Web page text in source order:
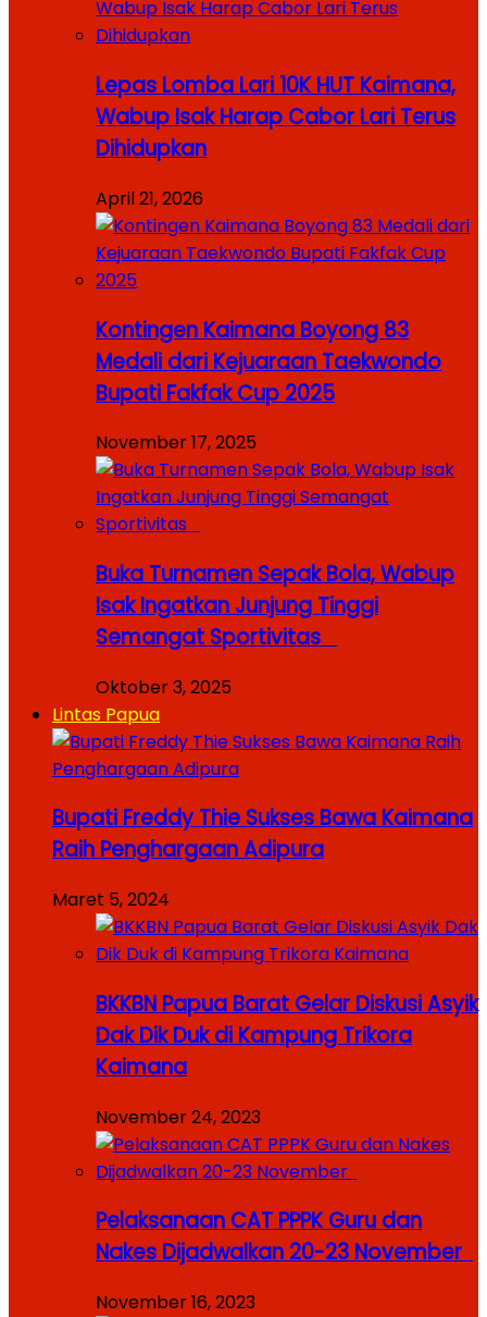
Lepas Lomba Lari 10K HUT Kaimana,
Wabup Isak Harap Cabor Lari Terus
Dihidupkan
April 21, 2026
Kontingen Kaimana Boyong 83
Medali dari Kejuaraan Taekwondo
Bupati Fakfak Cup 2025
November 17, 2025
Buka Turnamen Sepak Bola, Wabup
Isak Ingatkan Junjung Tinggi
Semangat Sportivitas
Oktober 3, 2025
Lintas Papua
Bupati Freddy Thie Sukses Bawa Kaimana
Raih Penghargaan Adipura
Maret 5, 2024
BKKBN Papua Barat Gelar Diskusi Asyik
Dak Dik Duk di Kampung Trikora
Kaimana
November 24, 2023
Pelaksanaan CAT PPPK Guru dan
Nakes Dijadwalkan 20-23 November
November 16, 2023